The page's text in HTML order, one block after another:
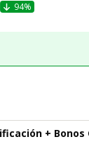
94%
+ Bonos